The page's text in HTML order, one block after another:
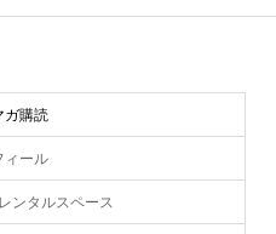
ガ購読
ィール
ンタルスペース